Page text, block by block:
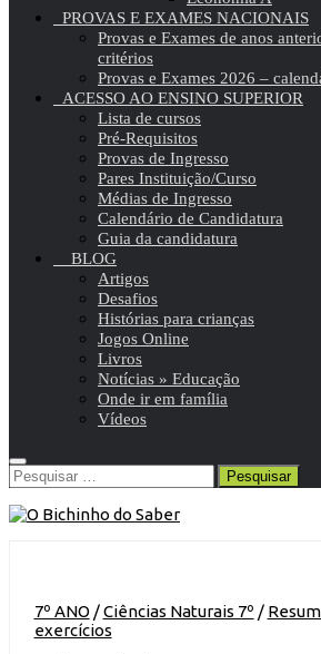
PROVAS E EXAMES NACIONAIS
Provas e Exames de anos
critérios
Provas e Exames 2026 –
ACESSO AO ENSINO SUPERIOR
Lista de cursos
Pré-Requisitos
Provas de Ingresso
Pares Instituição/Curso
Médias de Ingresso
Calendário de Candidatura
Guia da candidatura
BLOG
Artigos
Desafios
Histórias para crianças
Jogos Online
Livros
Notícias » Educação
Onde ir em família
Vídeos
Pesquisar
por:
7º ANO /Ciências Naturais 7º /
exercícios